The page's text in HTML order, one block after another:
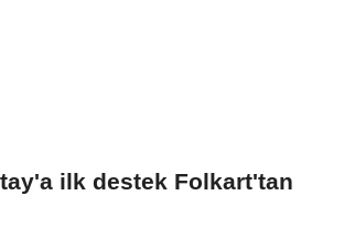
ilk destek Folkart'tan